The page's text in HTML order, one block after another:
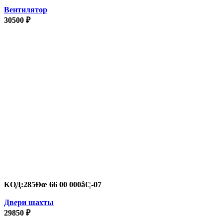
Вентилятор
30500 ₽
КОД:285Ðœ 66 00 000â€¦-07
Двери шахты
29850 ₽